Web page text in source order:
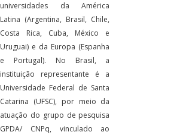
universidades da América
Latina (Argentina, Brasil, Chile,
Costa Rica, Cuba, México e
Uruguai) e da Europa (Espanha
e Portugal). No Brasil, a
instituição representante é a
Universidade Federal de Santa
Catarina (UFSC), por meio da
atuação do grupo de pesquisa
GPDA/ CNPq, vinculado ao